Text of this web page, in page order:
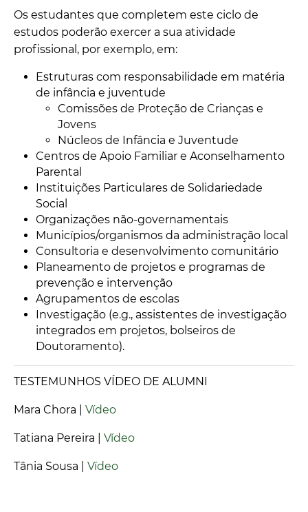
Os estudantes que completem este ciclo de
estudos poderão exercer a sua atividade
profissional, por exemplo, em:
Estruturas com responsabilidade em matéria
de infância e juventude
Comissões de Proteção de Crianças e
Jovens
Núcleos de Infância e Juventude
Centros de Apoio Familiar e Aconselhamento
Parental
Instituições Particulares de Solidariedade
Social
Organizações não-governamentais
Municípios/organismos da administração local
Consultoria e desenvolvimento comunitário
Planeamento de projetos e programas de
prevenção e intervenção
Agrupamentos de escolas
Investigação (e.g., assistentes de investigação
integrados em projetos, bolseiros de
Doutoramento).
TESTEMUNHOS VÍDEO DE ALUMNI
Mara Chora | Vídeo
Tatiana Pereira | Vídeo
Tânia Sousa | Vídeo